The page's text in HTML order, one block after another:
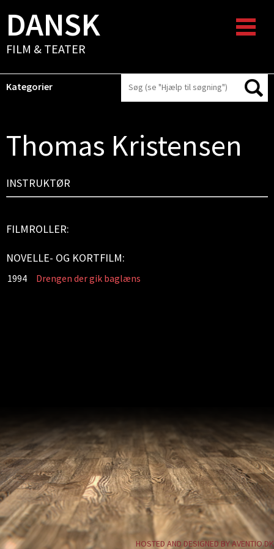
DANSK
FILM & TEATER
Kategorier
Thomas Kristensen
INSTRUKTØR
FILMROLLER:
NOVELLE- OG KORTFILM:
1994 Drengen der gik baglæns
HOSTED AND DESIGNED BY AVENTIO.DK